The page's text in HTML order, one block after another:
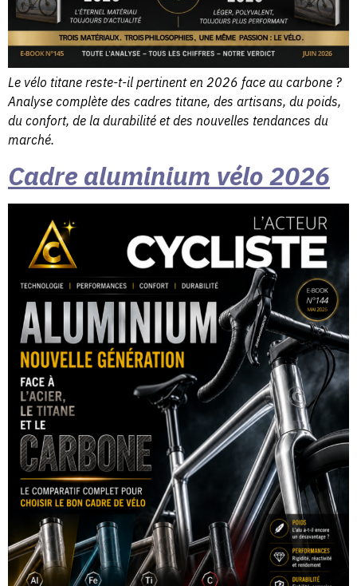
Le vélo titane reste-t-il pertinent en 2026 face au carbone ?
Analyse complète des cadres titane, des artisans, du poids,
du confort, de la durabilité et des nouvelles tendances du
marché.
Cadre aluminium vélo 2026